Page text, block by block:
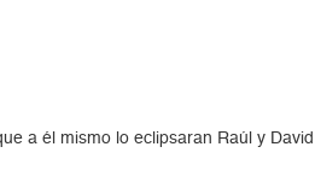
a él mismo lo eclipsaran Raúl y